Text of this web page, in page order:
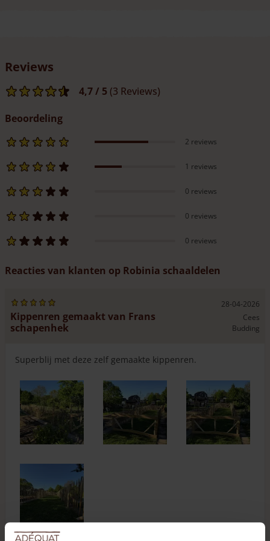
Reviews
4,7/ 5 (3 Reviews)
Beoordeling
2 reviews
1 reviews
0 reviews
0 reviews
0 reviews
Reacties van klanten op Robinia schaaldelen
Kippenren gemaakt van Frans
schapenhek
Cees
Budding
28-04-2026
Superblij met deze zelf gemaakte kippenren.